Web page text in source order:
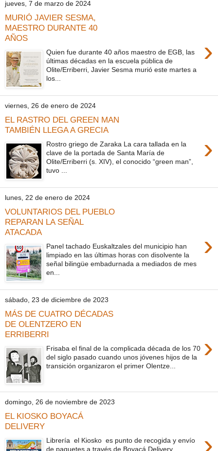
jueves, 7 de marzo de 2024
MURIÓ JAVIER SESMA,
MAESTRO DURANTE 40
AÑOS
›
Quien fue durante 40 años maestro de EGB, las
últimas décadas en la escuela pública de
Olite/Erriberri, Javier Sesma murió este martes a
los...
viernes, 26 de enero de 2024
EL RASTRO DEL GREEN MAN
TAMBIÉN LLEGA A GRECIA
›
Rostro griego de Zaraka La cara tallada en la
clave de la portada de Santa María de
Olite/Erriberri (s. XIV), el conocido “green man”,
tuvo ...
lunes, 22 de enero de 2024
VOLUNTARIOS DEL PUEBLO
REPARAN LA SEÑAL
ATACADA
›
Panel tachado Euskaltzales del municipio han
limpiado en las últimas horas con disolvente la
señal bilingüe embadurnada a mediados de mes
en...
sábado, 23 de diciembre de 2023
MÁS DE CUATRO DÉCADAS
DE OLENTZERO EN
ERRIBERRI
›
Frisaba el final de la complicada década de los 70
del siglo pasado cuando unos jóvenes hijos de la
transición organizaron el primer Olentze...
domingo, 26 de noviembre de 2023
EL KIOSKO BOYACÁ
DELIVERY
Librería el Kiosko es punto de recogida y envío
de paquetes a través de Boyacá Delivery.